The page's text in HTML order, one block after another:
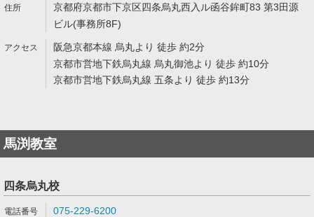
京都府京都市下京区四条烏丸西入ル函谷鉾町83 第3田源
ビル(事務所8F)
阪急京都本線 烏丸より 徒歩 約2分
京都市営地下鉄烏丸線 烏丸御池より 徒歩 約10分
京都市営地下鉄烏丸線 五条より 徒歩 約13分
馬渕教室
四条烏丸校
075-229-6200